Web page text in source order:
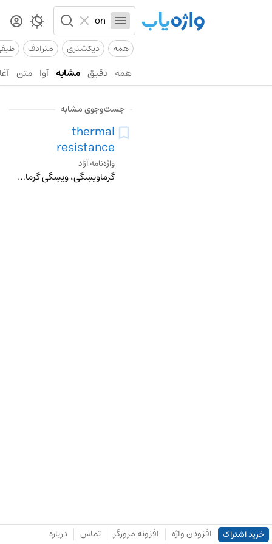
همه دیکشنری مترادف
همه دقیق مشابه آوا متن
جست‌وجوی مشابه
thermal
resistance
واژه‌نامه آزاد
گرماویسِگی، ویسِگی گرمایی.
خرید اشتراک افزودن واژه افزونه مرورگر تماس درباره